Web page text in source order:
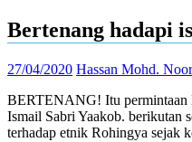
Bertenang hadapi
27/04/2020 Hassan Mohd. Noor
BERTENANG! Itu permintaan
Ismail Sabri Yaakob. berikutan
terhadap etnik Rohingya sejak